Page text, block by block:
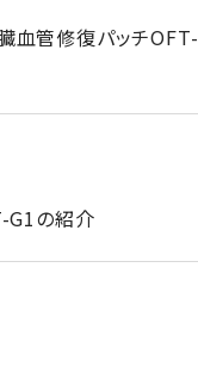
血管修復パッチOFT-
G1の紹介